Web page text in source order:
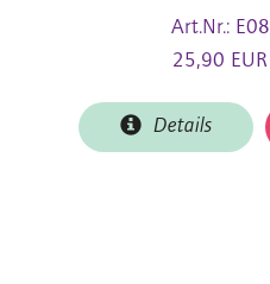
Art.Nr.: E08
25,90 EUR
Details